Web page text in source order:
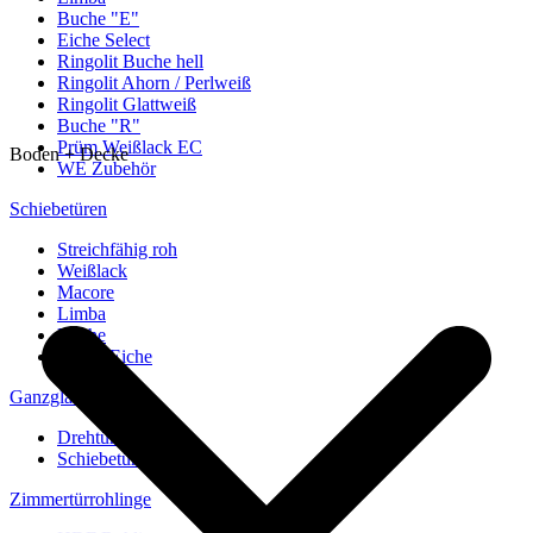
Buche "E"
Eiche Select
Ringolit Buche hell
Ringolit Ahorn / Perlweiß
Ringolit Glattweiß
Buche "R"
Prüm Weißlack EC
WE Zubehör
Schiebetüren
Streichfähig roh
Weißlack
Macore
Limba
Buche
europ. Eiche
Ganzglastüren
Drehtüren
Schiebetüren
Zimmertürrohlinge
Boden + Decke